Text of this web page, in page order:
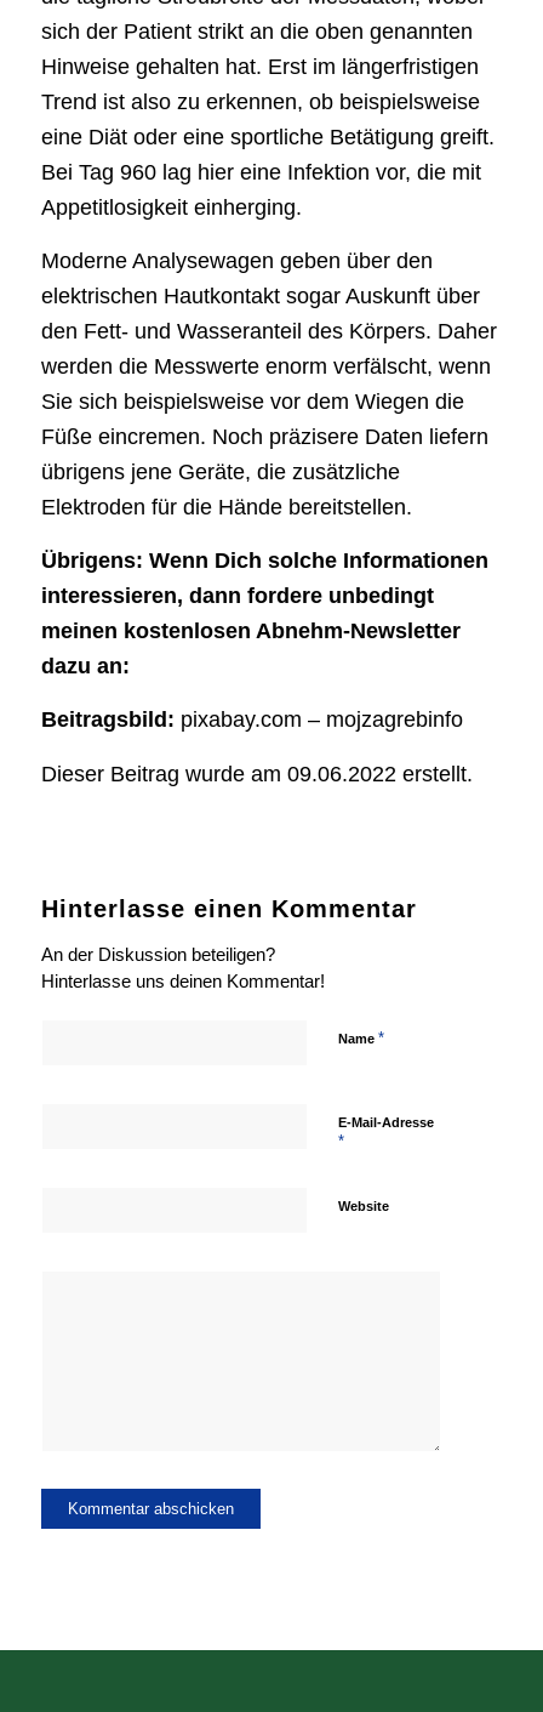
sich der Patient strikt an die oben genannten
Hinweise gehalten hat. Erst im längerfristigen
Trend ist also zu erkennen, ob beispielsweise
eine Diät oder eine sportliche Betätigung greift.
Bei Tag 960 lag hier eine Infektion vor, die mit
Appetitlosigkeit einherging.
Moderne Analysewagen geben über den
elektrischen Hautkontakt sogar Auskunft über
den Fett- und Wasseranteil des Körpers. Daher
werden die Messwerte enorm verfälscht, wenn
Sie sich beispielsweise vor dem Wiegen die
Füße eincremen. Noch präzisere Daten liefern
übrigens jene Geräte, die zusätzliche
Elektroden für die Hände bereitstellen.
Übrigens: Wenn Dich solche Informationen
interessieren, dann fordere unbedingt
meinen kostenlosen Abnehm-Newsletter
dazu an:
Beitragsbild: pixabay.com – mojzagrebinfo
Dieser Beitrag wurde am 09.06.2022 erstellt.
Hinterlasse einen Kommentar
An der Diskussion beteiligen?
Hinterlasse uns deinen Kommentar!
Name *
E-Mail-Adresse
*
Website